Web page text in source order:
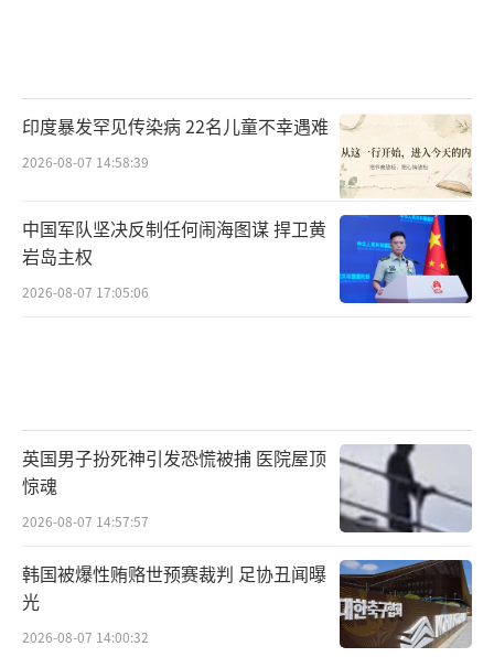
印度暴发罕见传染病 22名儿童不幸遇难
2026-08-07 14:58:39
中国军队坚决反制任何闹海图谋 捍卫黄
岩岛主权
2026-08-07 17:05:06
英国男子扮死神引发恐慌被捕 医院屋顶
惊魂
2026-08-07 14:57:57
韩国被爆性贿赂世预赛裁判 足协丑闻曝
光
2026-08-07 14:00:32